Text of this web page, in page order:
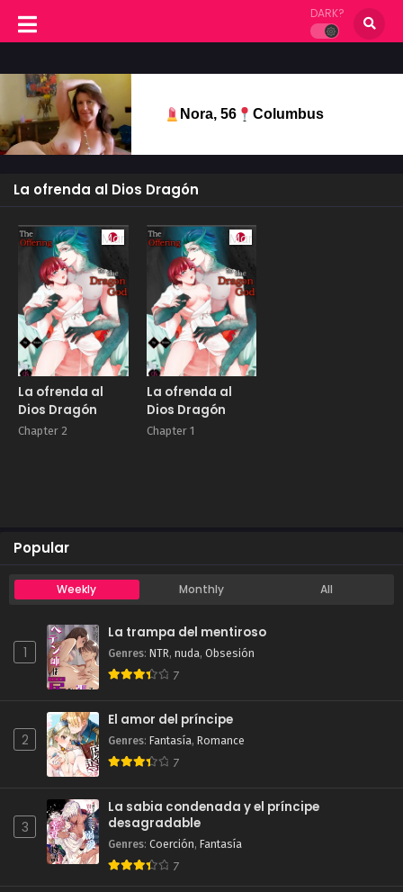
DARK?
Nora, 56 Columbus
La ofrenda al Dios Dragón
Manga
La ofrenda al
Dios Dragón
Chapter 2
Manga
La ofrenda al
Dios Dragón
Chapter 1
Popular
Weekly Monthly All
1
La trampa del mentiroso
Genres: NTR, nuda, Obsesión
7
2
El amor del príncipe
Genres: Fantasía, Romance
7
3
La sabia condenada y el príncipe
desagradable
Genres: Coerción, Fantasía
7